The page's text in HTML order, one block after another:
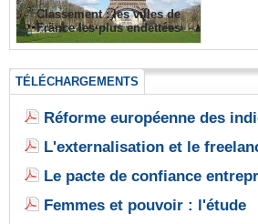
Classement : les villes de
France les plus endettées
TÉLÉCHARGEMENTS
Réforme européenne des
L'externalisation et le
Le pacte de confiance
Femmes et pouvoir : l'étude